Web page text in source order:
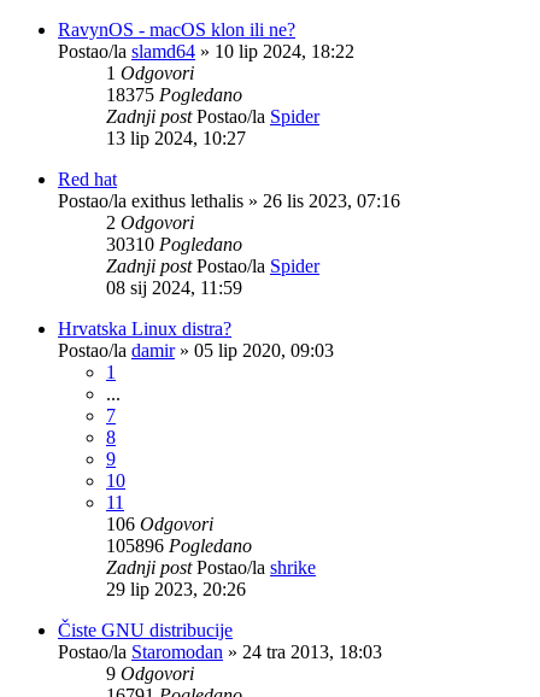
RavynOS - macOS klon ili ne?
Postao/la slamd64 » 10 lip 2024, 18:22
1 Odgovori
18375 Pogledano
Zadnji postPostao/la Spider
13 lip 2024, 10:27
Red hat
Postao/la exithus lethalis » 26 lis 2023, 07:16
2 Odgovori
30310 Pogledano
Zadnji postPostao/la Spider
08 sij 2024, 11:59
Hrvatska Linux distra?
Postao/la damir» 05 lip 2020, 09:03
1
...
7
8
9
10
11
106 Odgovori
105896 Pogledano
Zadnji postPostao/la shrike
29 lip 2023, 20:26
Čiste GNU distribucije
Postao/la Staromodan » 24 tra 2013, 18:03
9 Odgovori